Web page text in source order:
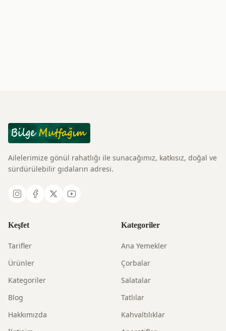
Ailelerimize gönül rahatlığı ile sunacağımız, katkısız, doğal ve
sürdürülebilir gıdaların adresi.
Keşfet
Tarifler
Ürünler
Kategoriler
Blog
Hakkımızda
Kategoriler
Ana Yemekler
Çorbalar
Salatalar
Tatlılar
Kahvaltılıklar